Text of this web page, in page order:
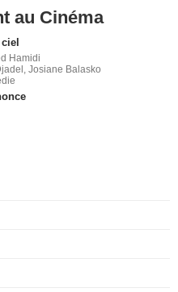
au Cinéma
Hamidi
Josiane Balasko